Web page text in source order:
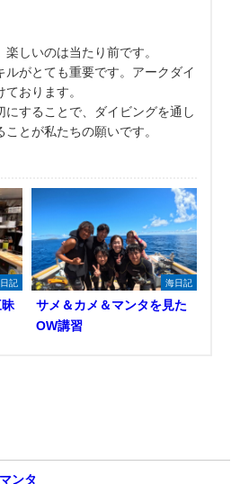
しいのは当たり前です。
がとても重要です。アークダイ
おります。
することで、ダイビングを通し
とが私たちの願いです。
記 海日記
サメ＆カメ＆マンタを見た
OW講習
ンタ